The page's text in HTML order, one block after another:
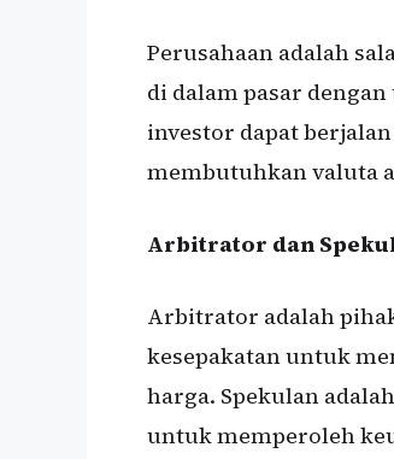
Perusahaan adalah
di dalam pasar
investor dapat
membutuhkan valuta
Arbitrator dan
Arbitrator adalah
kesepakatan untuk
harga. Spekulan
untuk memperoleh